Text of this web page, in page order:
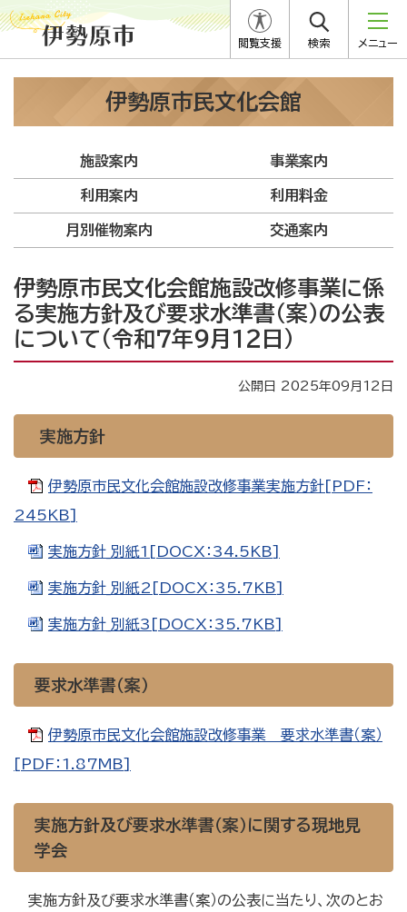
閲覧支援 検索 メニュー
伊勢原市民文化会館
施設案内 事業案内
利用案内 利用料金
月別催物案内 交通案内
伊勢原市民文化会館施設改修事業に係
る実施方針及び要求水準書（案）の公表
について（令和７年９月１２日）
公開日 2025年09月12日
実施方針
伊勢原市民文化会館施設改修事業実施方針[PDF：
245KB]
実施方針_別紙1[DOCX：34.5KB]
実施方針_別紙2[DOCX：35.7KB]
実施方針_別紙3[DOCX：35.7KB]
要求水準書（案）
伊勢原市民文化会館施設改修事業 要求水準書（案）
[PDF：1.87MB]
実施方針及び要求水準書（案）に関する現地見
学会
実施方針及び要求水準書（案）の公表に当たり、次のとお